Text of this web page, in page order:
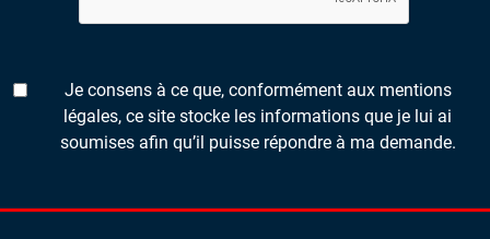
Je consens à ce que, conformément aux mentions
légales, ce site stocke les informations que je lui ai
soumises afin qu’il puisse répondre à ma demande.